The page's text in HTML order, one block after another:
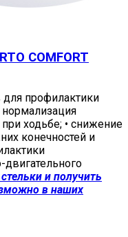
COMFORT
профилактики
нормализация
ходьбе; • снижение
конечностей и
и получить
в наших